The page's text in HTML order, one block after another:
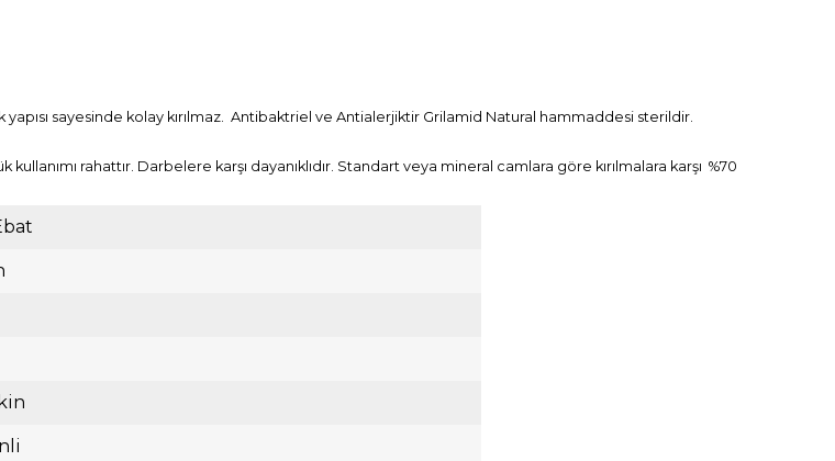
sayesinde kolay kırılmaz. Antibaktriel ve Antialerjiktir Grilamid Natural hammaddesi sterildir.
rahattır. Darbelere karşı dayanıklıdır. Standart veya mineral camlara göre kırılmalara karşı %70